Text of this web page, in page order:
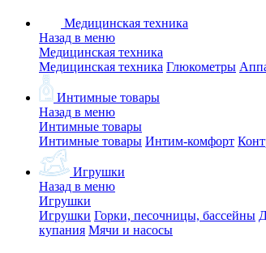
Медицинская техника
Назад в меню
Медицинская техника
Медицинская техника Глюкометры
Интимные товары
Назад в меню
Интимные товары
Интимные товары Интим-комфорт
Игрушки
Назад в меню
Игрушки
Игрушки Горки, песочницы, бассейны
купания Мячи и насосы